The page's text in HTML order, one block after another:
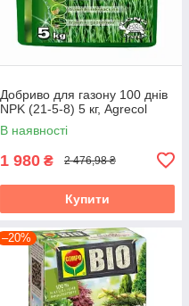
Добриво для газону 100 днів
NPK (21-5-8) 5 кг, Agrecol
В наявності
1 980 ₴ 2 476,98 ₴
Купити
–20%